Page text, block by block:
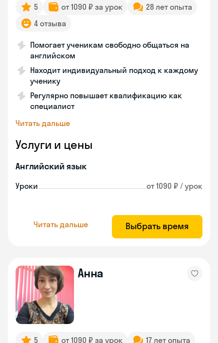
5 от 1090 ₽ за урок
28 лет опыта
4 отзыва
Помогает ученикам свободно общаться на
английском
Находит индивидуальный подход к каждому
ученику
Регулярно повышает квалификацию как
специалист
Читать дальше
Услуги и цены
Английский язык
Уроки от 1090 ₽ / урок
Читать дальше Выбрать время
Анна
5 от 1090 ₽ за урок
17 лет опыта